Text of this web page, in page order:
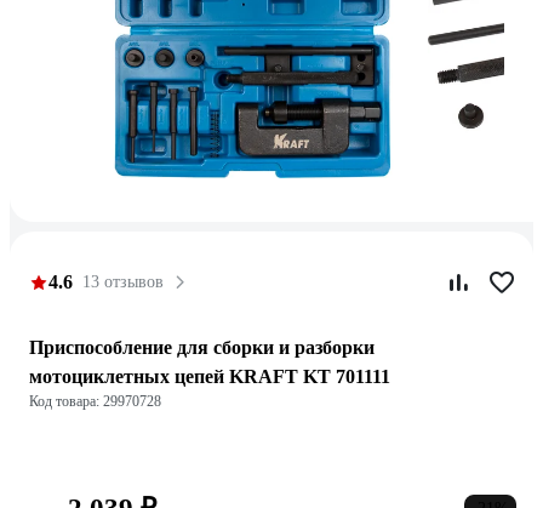
4.6 13 отзывов
Приспособление для сборки и разборки
мотоциклетных цепей KRAFT KT 701111
Код товара: 29970728